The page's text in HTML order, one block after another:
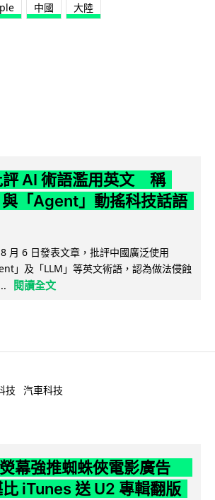
中國 大陸
評 AI 術語濫用英文 稱
與「Agent」動搖科技話語
月 6 日發表文章，批評中國廣泛使用
」及「LLM」等英文術語，認為做法侵蝕
閱讀全文
技 汽車科技
幕強推蜘蛛俠電影廣告
iTunes 送 U2 專輯翻版